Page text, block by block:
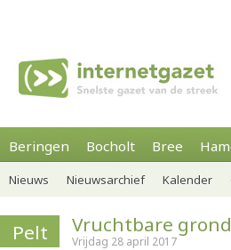
Beringen Bocholt Bree
Nieuws Nieuwsarchief Kalender
Pelt Vruchtbare grond
Vrijdag 28 april 2017